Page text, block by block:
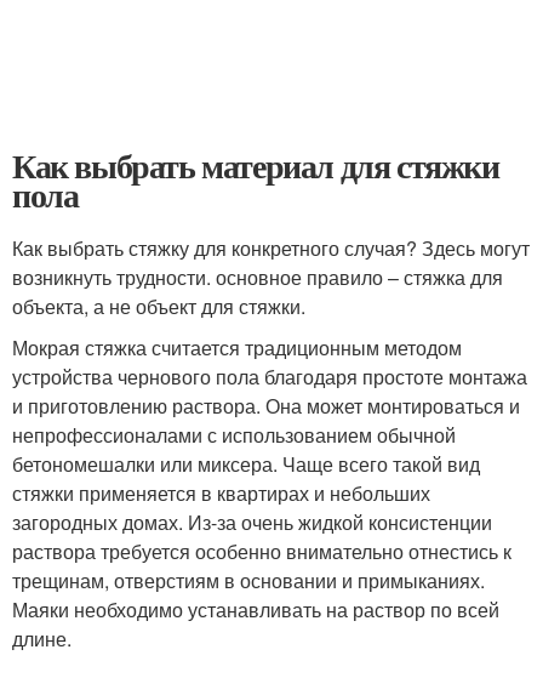
Как выбрать материал для стяжки
пола
Как выбрать стяжку для конкретного случая? Здесь могут
возникнуть трудности. основное правило – стяжка для
объекта, а не объект для стяжки.
Мокрая стяжка считается традиционным методом
устройства чернового пола благодаря простоте монтажа
и приготовлению раствора. Она может монтироваться и
непрофессионалами с использованием обычной
бетономешалки или миксера. Чаще всего такой вид
стяжки применяется в квартирах и небольших
загородных домах. Из-за очень жидкой консистенции
раствора требуется особенно внимательно отнестись к
трещинам, отверстиям в основании и примыканиях.
Маяки необходимо устанавливать на раствор по всей
длине.